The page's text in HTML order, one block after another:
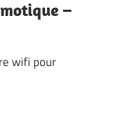
–
wifi pour